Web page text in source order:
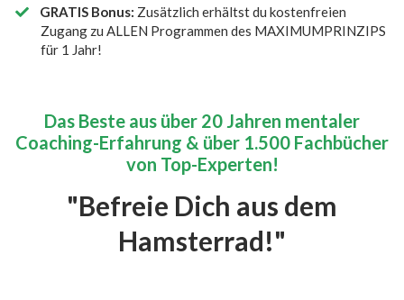
GRATIS Bonus: Zusätzlich erhältst du kostenfreien
Zugang zu ALLEN Programmen des MAXIMUMPRINZIPS
für 1 Jahr!
Das Beste aus über 20 Jahren mentaler
Coaching-Erfahrung & über 1.500 Fachbücher
von Top-Experten!
"Befreie Dich aus dem
Hamsterrad!"